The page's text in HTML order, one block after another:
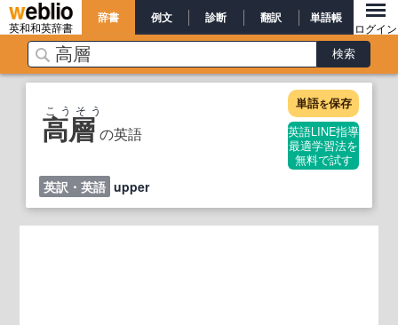
英和和英辞書
辞書 例文 診断 翻訳 単語帳
ログイン
高層 の英語
こうそう 単語を保存
英語LINE指導
最適学習法を
無料で試す
英訳・英語 upper